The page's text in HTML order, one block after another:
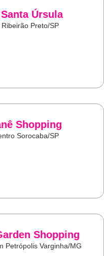
Úrsula
Preto/SP
Shopping
Sorocaba/SP
Shopping
Petrópolis Varginha/MG